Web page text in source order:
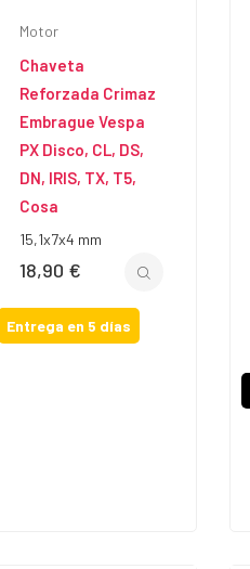
Motor
Chaveta
Reforzada Crimaz
Embrague Vespa
PX Disco, CL, DS,
DN, IRIS, TX, T5,
Cosa
15,1x7x4 mm
Precio
18,90 €
Entrega en 5 días